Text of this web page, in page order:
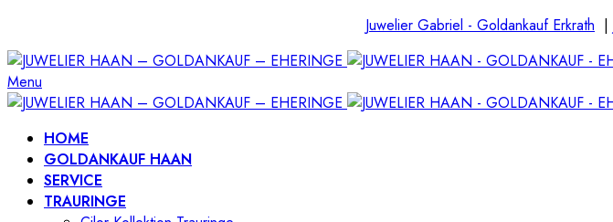
Juwelier Gabriel - Goldankauf Erkrath |
Menu
HOME
GOLDANKAUF HAAN
SERVICE
TRAURINGE